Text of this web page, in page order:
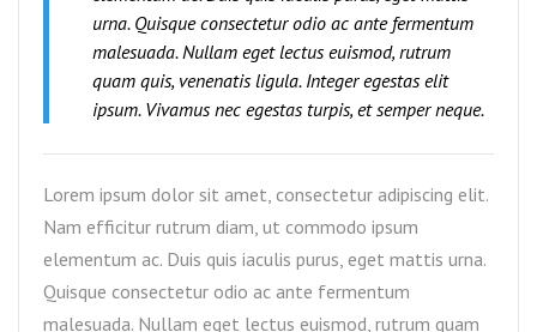
urna. Quisque consectetur odio ac ante fermentum
malesuada. Nullam eget lectus euismod, rutrum
quam quis, venenatis ligula. Integer egestas elit
ipsum. Vivamus nec egestas turpis, et semper neque.
Lorem ipsum dolor sit amet, consectetur adipiscing elit.
Nam efficitur rutrum diam, ut commodo ipsum
elementum ac. Duis quis iaculis purus, eget mattis urna.
Quisque consectetur odio ac ante fermentum
malesuada. Nullam eget lectus euismod, rutrum quam